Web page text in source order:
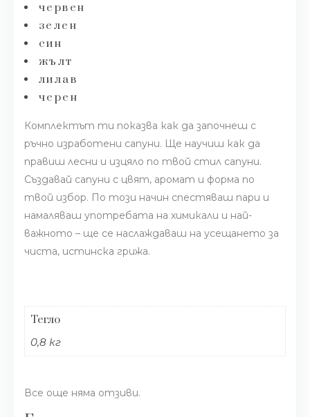
червен
зелен
син
жълт
лилав
черен
Комплектът ти показва как да започнеш с
ръчно изработени сапуни. Ще научиш как да
правиш лесни и изцяло по твой стил сапуни.
Създавай сапуни с цвят, аромат и форма по
твой избор. По този начин спестяваш пари и
намаляваш употребата на химикали и най-
важното – ще се наслаждаваш на усещането за
чиста, истинска грижа.
Тегло
0,8 кг
Все още няма отзиви.